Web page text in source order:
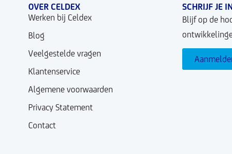
OVER CELDEX
Werken bij Celdex
Blog
Veelgestelde vragen
Klantenservice
Algemene voorwaarden
Privacy Statement
Contact
SCHRIJF JE
Blijf op de